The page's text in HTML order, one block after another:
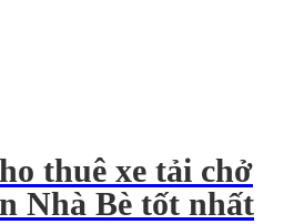
thuê xe tải chở
Nhà Bè tốt nhất